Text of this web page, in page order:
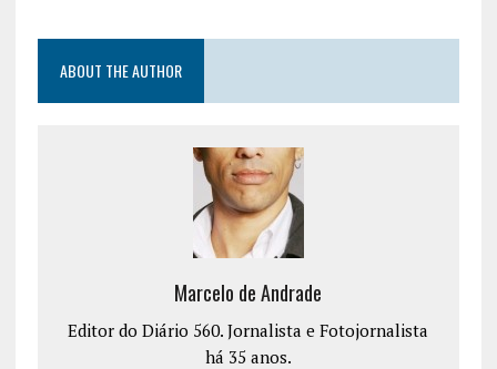
ABOUT THE AUTHOR
Marcelo de Andrade
Editor do Diário 560. Jornalista e Fotojornalista
há 35 anos.